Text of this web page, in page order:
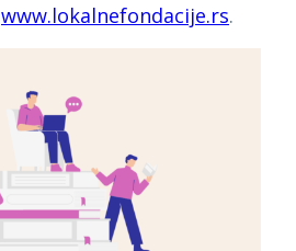
www.lokalnefondacije.rs.